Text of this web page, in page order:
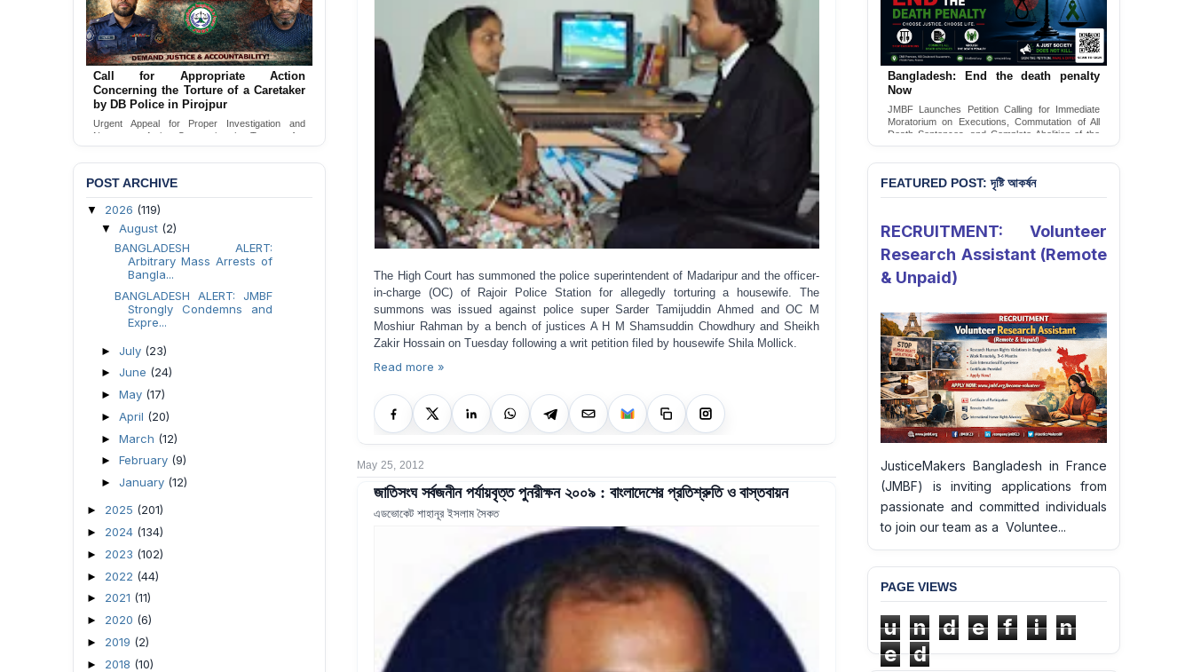
The High Court has summoned the police superintendent of Madaripur and the officer-
in-charge (OC) of Rajoir Police Station for allegedly torturing a housewife. The
summons was issued against police super Sarder Tamijuddin Ahmed and OC M
Moshiur Rahman by a bench of justices A H M Shamsuddin Chowdhury and Sheikh
Zakir Hossain on Tuesday following a writ petition filed by housewife Shila Mollick.
Read more »
May 25, 2012
জাতিসংঘ সর্বজনীন পর্যায়বৃত্ত পুনরীক্ষন ২০০৯ : বাংলাদেশের প্রতিশ্রুতি ও বাস্তবায়ন
এডভোকেট শাহানূর ইসলাম সৈকত
Ensure Immediate Protection for Two
Detained Lesbian Young Women in
Jamalpur
Urgent appeal for legal protection and immediate
safeguards for two detained lesbian young
women in Jamalpur.
POST ARCHIVE
▼ 2026 (119)
▼ August (2)
BANGLADESH ALERT:
Arbitrary Mass Arrests of
Bangla...
BANGLADESH ALERT: JMBF
Strongly Condemns and
Expre...
► July (23)
► June (24)
► May (17)
► April (20)
► March (12)
► February (9)
► January (12)
► 2025 (201)
► 2024 (134)
► 2023 (102)
► 2022 (44)
► 2021 (11)
► 2020 (6)
► 2019 (2)
► 2018 (10)
Urgent Call to End and Criminalise
Conversion Therapy in Bangladesh
JMBF launches an urgent campaign calling on
the Government of Bangladesh to end and
FEATURED POST: দৃষ্টি আকর্ষন
RECRUITMENT: Volunteer
Research Assistant (Remote
& Unpaid)
JusticeMakers Bangladesh in France
(JMBF) is inviting applications from
passionate and committed individuals
to join our team as a Voluntee...
PAGE VIEWS
u n d e f i
n
e
d